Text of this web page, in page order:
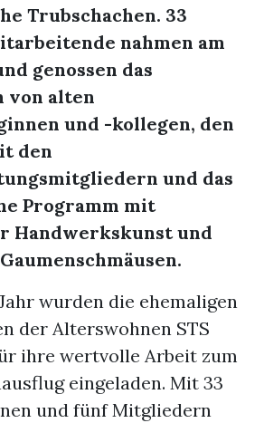
Trubschachen. 33
nahmen am
genossen das
von alten
und -kollegen, den
den
und das
Programm mit
Handwerkskunst und
wurden die ehemaligen
der Alterswohnen STS
ihre wertvolle Arbeit zum
eingeladen. Mit 33
und fünf Mitgliedern